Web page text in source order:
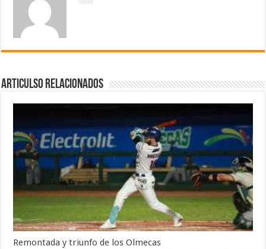
Articulso Relacionados
Remontada y triunfo de los Olmecas